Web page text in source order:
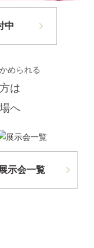
中
められる
は
へ
展示会一覧